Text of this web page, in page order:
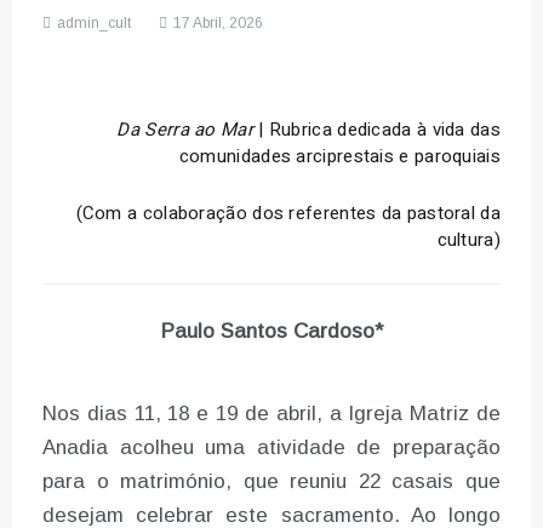
admin_cult 17 Abril, 2026
Da Serra ao Mar| Rubrica dedicada à vida das
comunidades arciprestais e paroquiais
(Com a colaboração dos referentes da pastoral da
cultura)
Paulo Santos Cardoso*
Nos dias 11, 18 e 19 de abril, a Igreja Matriz de
Anadia acolheu uma atividade de preparação
para o matrimónio, que reuniu 22 casais que
desejam celebrar este sacramento. Ao longo